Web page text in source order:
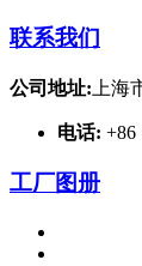
联系我们
公司地址: 上海
电话: +86
工厂图册